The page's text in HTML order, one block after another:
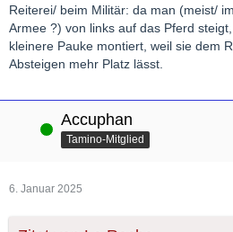
Reiterei/ beim Militär: da man (meist/
Armee ?) von links auf das Pferd
kleinere Pauke montiert, weil sie dem
Absteigen mehr Platz lässt.
Online Accuphan
Tamino-Mitglied
6. Januar 2025